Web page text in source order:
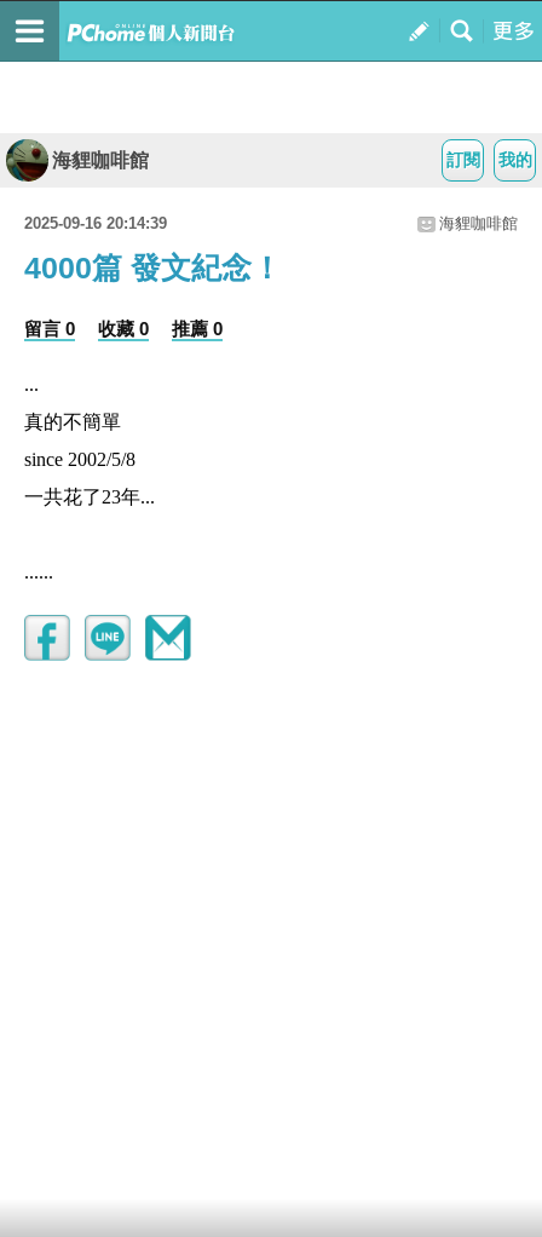
我的
訂閱
海貍咖啡館
2025-09-16 20:14:39 海貍咖啡館
4000篇 發文紀念！
留言 0 收藏 0 推薦 0
...
真的不簡單
since 2002/5/8
一共花了23年...
......